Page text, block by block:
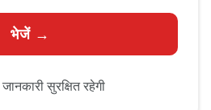
सुरक्षित रहेगी